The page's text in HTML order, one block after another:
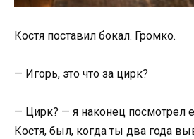
Костя поставил бокал. Громко.
— Игорь, это что за цирк?
— Цирк? — я наконец посмотрел
Костя, был, когда ты два года